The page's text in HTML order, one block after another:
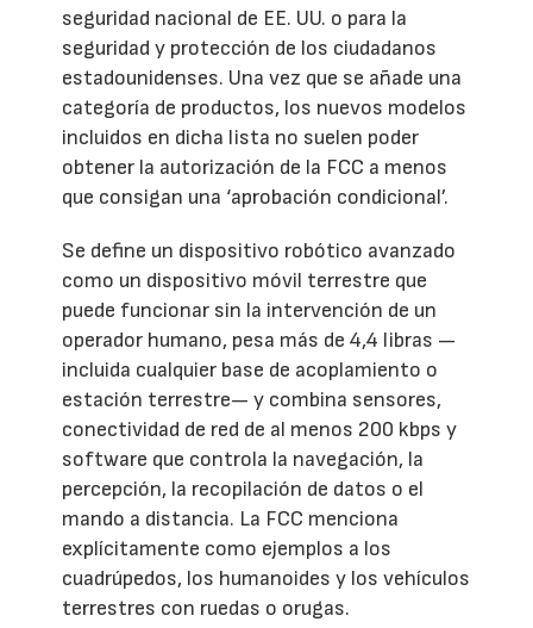
seguridad nacional de EE. UU. o para la
seguridad y protección de los ciudadanos
estadounidenses. Una vez que se añade una
categoría de productos, los nuevos modelos
incluidos en dicha lista no suelen poder
obtener la autorización de la FCC a menos
que consigan una ‘aprobación condicional’.
Se define un dispositivo robótico avanzado
como un dispositivo móvil terrestre que
puede funcionar sin la intervención de un
operador humano, pesa más de 4,4 libras —
incluida cualquier base de acoplamiento o
estación terrestre— y combina sensores,
conectividad de red de al menos 200 kbps y
software que controla la navegación, la
percepción, la recopilación de datos o el
mando a distancia. La FCC menciona
explícitamente como ejemplos a los
cuadrúpedos, los humanoides y los vehículos
terrestres con ruedas o orugas.